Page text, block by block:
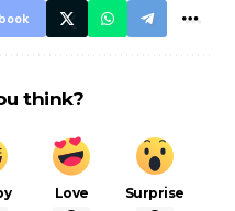
think?
Love Surprise